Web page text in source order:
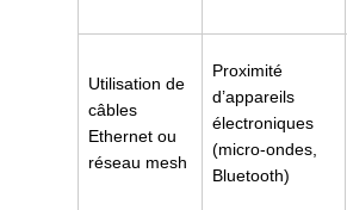
Utilisation de
câbles
Ethernet ou
réseau mesh
Proximité
d’appareils
électroniques
(micro-ondes,
Bluetooth)